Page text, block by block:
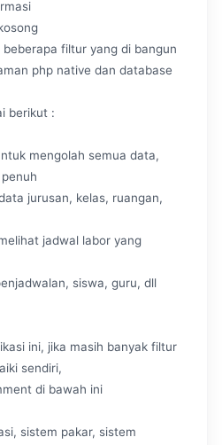
filtur yang di bangun
php native dan database
berikut :
mengolah semua data,
jurusan, kelas, ruangan,
jadwal labor yang
siswa, guru, dll
ini, jika masih banyak filtur
sendiri,
di bawah ini
sistem pakar, sistem